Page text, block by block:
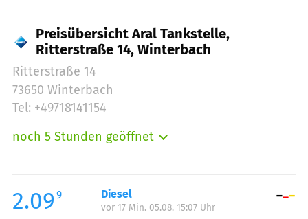
Preisübersicht Aral Tankstelle,
Ritterstraße 14, Winterbach
Ritterstraße 14
73650 Winterbach
Tel: +49718141154
noch 5 Stunden geöffnet
Mittwoch:
05:00-23:00
Donnerstag:
2.09 9 Diesel
vor 17 Min. 05.08. 15:07 Uhr